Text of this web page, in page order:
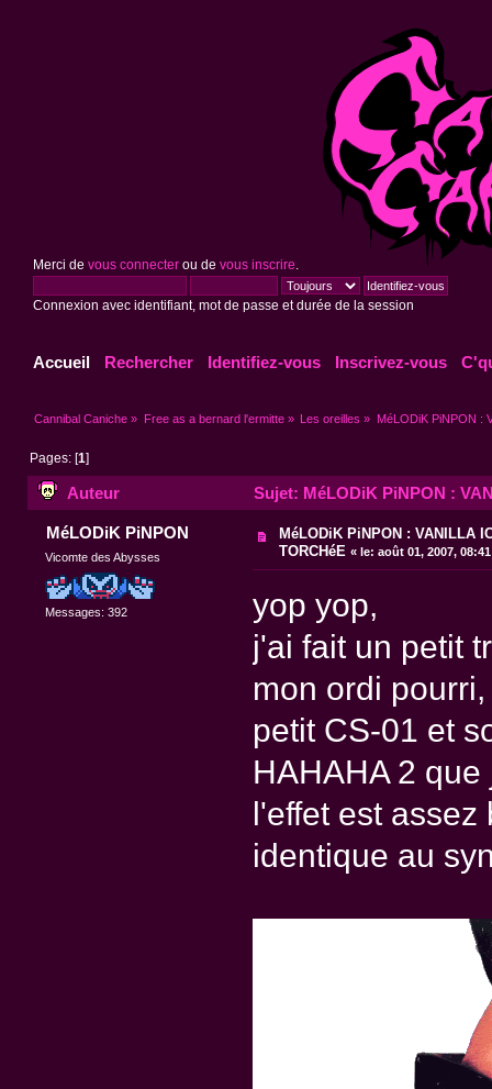
Merci de vous connecterou de vous inscrire
Connexion avec identifiant, mot de passe et durée de la session
Accueil Rechercher Identifiez-vous Inscrivez-vous
Cannibal Caniche » Free as a bernard l'ermitte» Les oreilles » MéLODiK PiNPON :
Pages: [1]
Auteur Sujet: MéLODiK PiNPON :
MéLODiK PiNPON
Vicomte des Abysses
Messages: 392
MéLODiK PiNPON : VANILLA
TORCHéE «le: août 01, 2007,
yop yop,
j'ai fait un petit
mon ordi
petit CS-01 et
HAHAHA 2
l'effet est assez
identique au